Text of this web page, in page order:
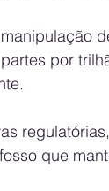
por
que